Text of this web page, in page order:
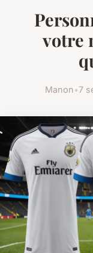
votre
Manon•7